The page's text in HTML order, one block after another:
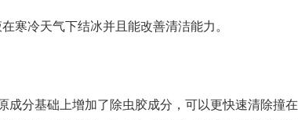
寒冷天气下结冰并且能改善清洁能力。
分基础上增加了除虫胶成分，可以更快速清除撞在